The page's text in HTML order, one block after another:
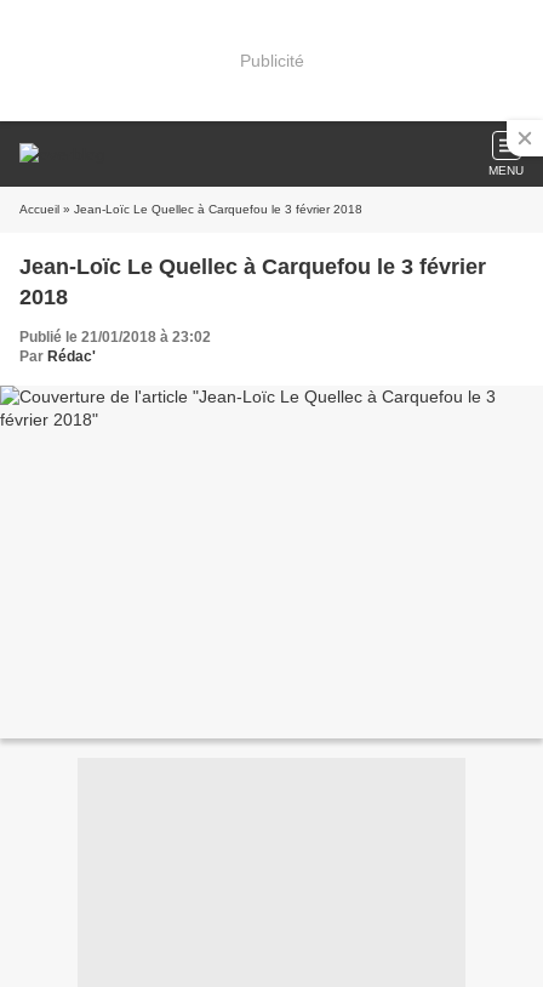
Publicité
MENU
Accueil » Jean-Loïc Le Quellec à Carquefou le 3 février 2018
Jean-Loïc Le Quellec à Carquefou le 3 février
2018
Publié le 21/01/2018 à 23:02
Par Rédac'